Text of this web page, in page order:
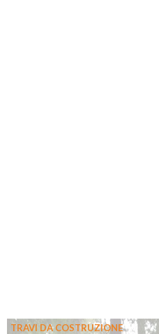
TRAVI DA COSTRUZIONE